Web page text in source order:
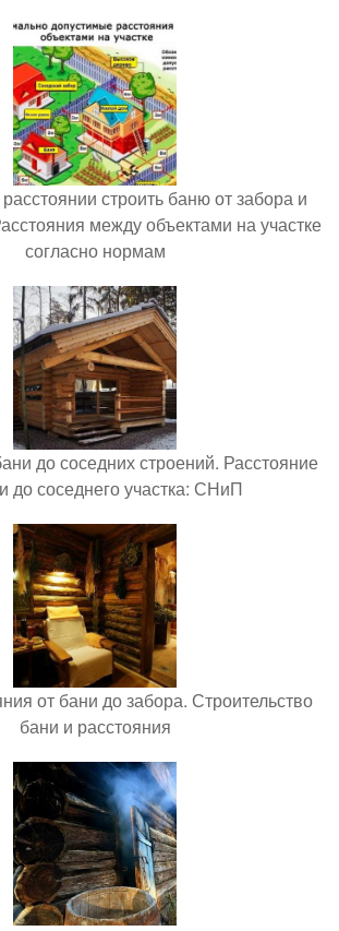
строить баню от забора и
между объектами на участке
согласно нормам
до соседних строений. Расстояние
до соседнего участка: СНиП
от бани до забора. Строительство
бани и расстояния